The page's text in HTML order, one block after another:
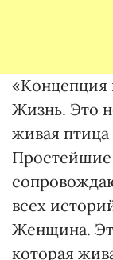
«Концепция
Жизнь. Это
живая птица
Простейшие
всех
Женщина.
которая